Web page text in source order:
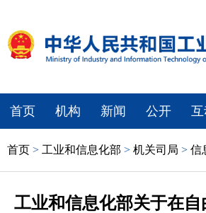
首页 机构 新闻 公开 互
首页 > 工业和信息化部 > 机关司局 > 信
工业和信息化部关于在